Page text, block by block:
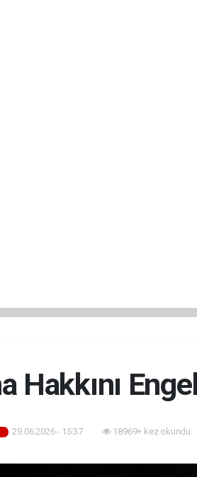
Hakkını
29.06.2026 - 15:37 18969+ kez okundu.